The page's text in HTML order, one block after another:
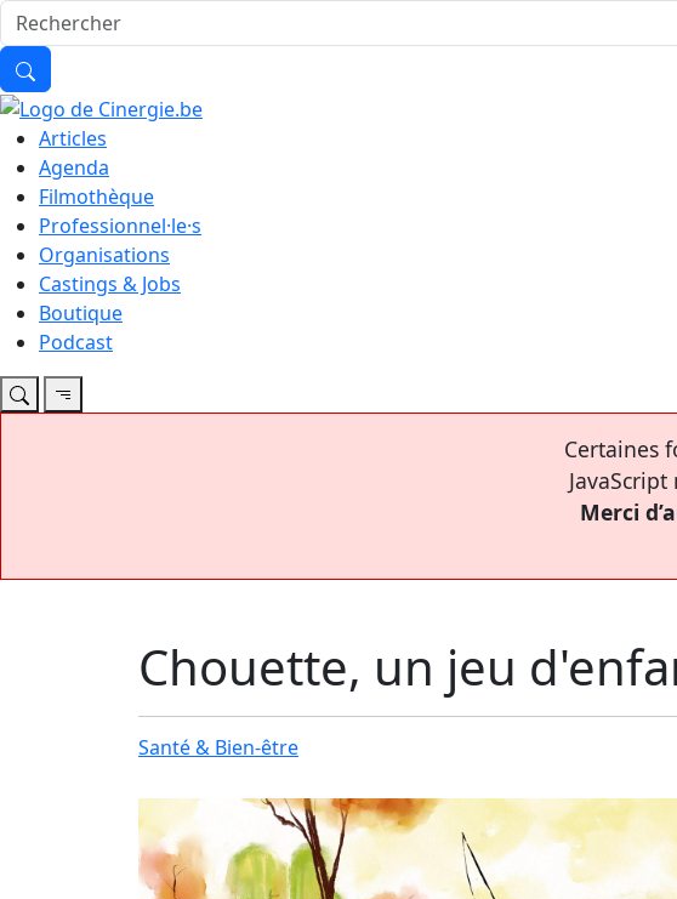
Articles
Agenda
Filmothèque
Professionnel·le·s
Organisations
Castings & Jobs
Boutique
Podcast
Certaines
Merci
Chouette, un jeu
Santé & Bien-être